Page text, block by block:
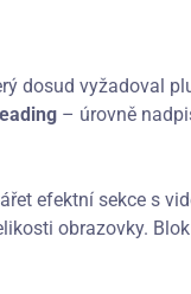
dosud vyžadoval
– úrovně
efektní sekce s
obrazovky. Blok